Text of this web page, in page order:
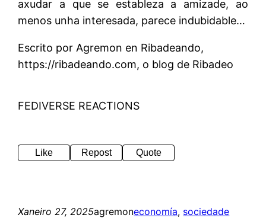
axudar a que se estableza a amizade, ao
menos unha interesada, parece indubidable…
Escrito por Agremon en Ribadeando,
https://ribadeando.com, o blog de Ribadeo
FEDIVERSE REACTIONS
Like Repost Quote
Xaneiro 27, 2025agremoneconomía, sociedade